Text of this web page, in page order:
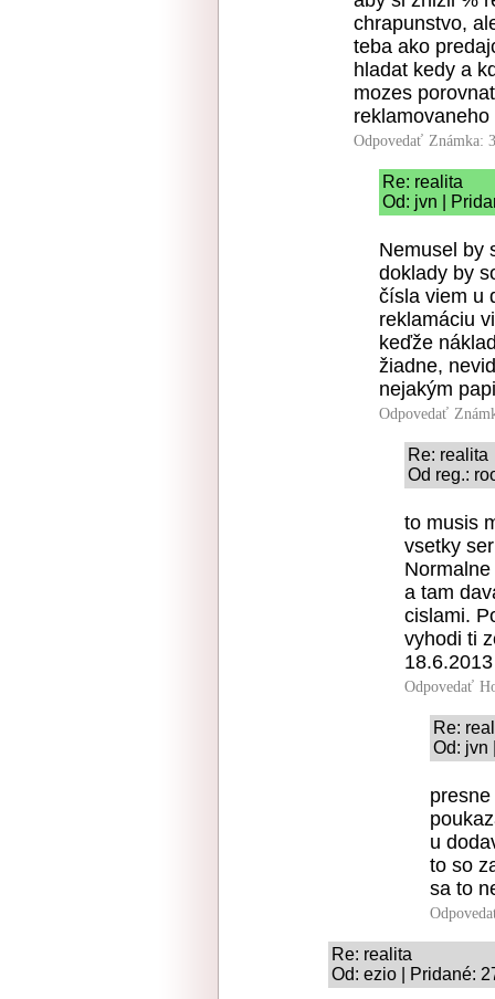
chrapunstvo,
teba ako
hladat kedy a
mozes
Odpovedať Známka:
Re: realita
Od: jvn |
Nemusel by
doklady by
čísla viem u
reklamáciu
keďže
žiadne,
nejakým
Odpovedať
Re: realita
Od reg.:
to musis
vsetky
a tam
cislami.
vyhodi ti
Odpovedať
Re:
Od: jvn
u
to so
sa to
Re: realita
Od: ezio | Pridané: